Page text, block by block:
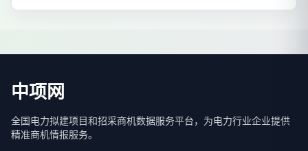
中项网
全国电力拟建项目和招采商机数据服务平台，为电力行业企业提供
精准商机情报服务。